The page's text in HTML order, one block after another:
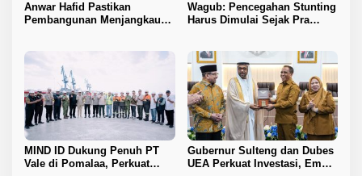
Anwar Hafid Pastikan
Pembangunan Menjangkau
Wagub: Pencegahan Stunting
Harus Dimulai Sejak Pra
MIND ID Dukung Penuh PT
Vale di Pomalaa, Perkuat
Gubernur Sulteng dan Dubes
UEA Perkuat Investasi, Empat